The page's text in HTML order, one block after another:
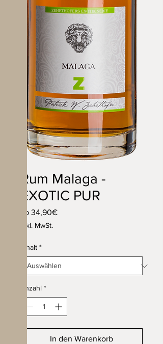
Rum Malaga -
EXOTIC PUR
ab 34,90€Sale-
inkl. MwSt.
Inhalt *
Anzahl *
In den Warenkorb